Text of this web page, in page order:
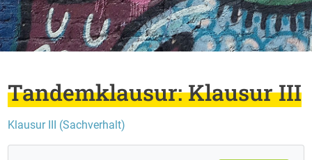
Tandemklausur: Klausur III
Klausur III (Sachverhalt)